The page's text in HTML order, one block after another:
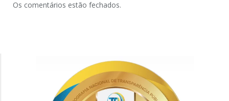
Os comentários estão fechados.